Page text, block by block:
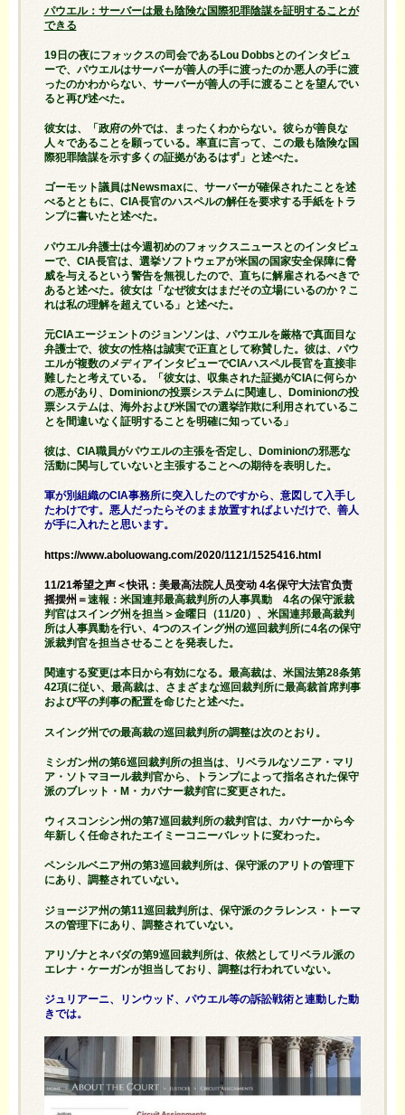
パウエル：サーバーは最も陰険な国際犯罪陰謀を証明することが
できる
19日の夜にフォックスの司会であるLou Dobbsとのインタビュ
ーで、パウエルはサーバーが善人の手に渡ったのか悪人の手に渡
ったのかわからない、サーバーが善人の手に渡ることを望んでい
ると再び述べた。
彼女は、「政府の外では、まったくわからない。彼らが善良な
人々であることを願っている。率直に言って、この最も陰険な国
際犯罪陰謀を示す多くの証拠があるはず」と述べた。
ゴーモット議員はNewsmaxに、サーバーが確保されたことを述
べるとともに、CIA長官のハスペルの解任を要求する手紙をトラ
ンプに書いたと述べた。
パウエル弁護士は今週初めのフォックスニュースとのインタビュ
ーで、CIA長官は、選挙ソフトウェアが米国の国家安全保障に脅
威を与えるという警告を無視したので、直ちに解雇されるべきで
あると述べた。彼女は「なぜ彼女はまだその立場にいるのか？こ
れは私の理解を超えている」と述べた。
元CIAエージェントのジョンソンは、パウエルを厳格で真面目な
弁護士で、彼女の性格は誠実で正直として称賛した。彼は、パウ
エルが複数のメディアインタビューでCIAハスペル長官を直接非
難したと考えている。「彼女は、収集された証拠がCIAに何らか
の悪があり、Dominionの投票システムに関連し、Dominionの投
票システムは、海外および米国での選挙詐欺に利用されているこ
とを間違いなく証明することを明確に知っている」
彼は、CIA職員がパウエルの主張を否定し、Dominionの邪悪な
活動に関与していないと主張することへの期待を表明した。
軍が別組織のCIA事務所に突入したのですから、意図して入手し
たわけです。悪人だったらそのまま放置すればよいだけで、善人
が手に入れたと思います。
https://www.aboluowang.com/2020/1121/1525416.html
11/21希望之声＜快讯：美最高法院人员变动 4名保守大法官负责
摇摆州＝速報：米国連邦最高裁判所の人事異動 4名の保守派裁
判官はスイング州を担当＞金曜日（11/20）、米国連邦最高裁判
所は人事異動を行い、4つのスイング州の巡回裁判所に4名の保守
派裁判官を担当させることを発表した。
関連する変更は本日から有効になる。最高裁は、米国法第28条第
42項に従い、最高裁は、さまざまな巡回裁判所に最高裁首席判事
および平の判事の配置を命じたと述べた。
スイング州での最高裁の巡回裁判所の調整は次のとおり。
ミシガン州の第6巡回裁判所の担当は、リベラルなソニア・マリ
ア・ソトマヨール裁判官から、トランプによって指名された保守
派のブレット・M・カバナー裁判官に変更された。
ウィスコンシン州の第7巡回裁判所の裁判官は、カバナーから今
年新しく任命されたエイミーコニーバレットに変わった。
ペンシルベニア州の第3巡回裁判所は、保守派のアリトの管理下
にあり、調整されていない。
ジョージア州の第11巡回裁判所は、保守派のクラレンス・トーマ
スの管理下にあり、調整されていない。
アリゾナとネバダの第9巡回裁判所は、依然としてリベラル派の
エレナ・ケーガンが担当しており、調整は行われていない。
ジュリアーニ、リンウッド、パウエル等の訴訟戦術と連動した動
きでは。